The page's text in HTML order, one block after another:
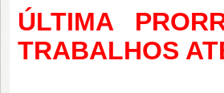
ÚLTIMA
TRABALHOS